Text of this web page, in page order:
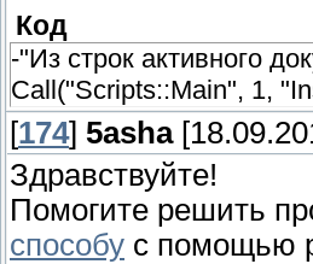
Код
-"Из строк активного
Call("Scripts::Main", 1,
[174] 5asha
Здравствуйте!
Помогите решить
способу с помощью